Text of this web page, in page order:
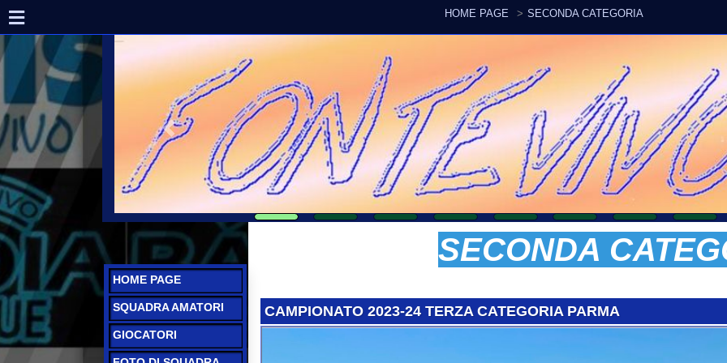
HOME PAGE SECONDA CATEGORIA
HOME PAGE
SQUADRA AMATORI
GIOCATORI
FOTO DI SQUADRA
CAMPIONATO
AMATORI
SECONDA